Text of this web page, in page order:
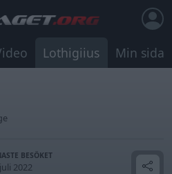
Lothigiius Min sida
BESÖKET
2022